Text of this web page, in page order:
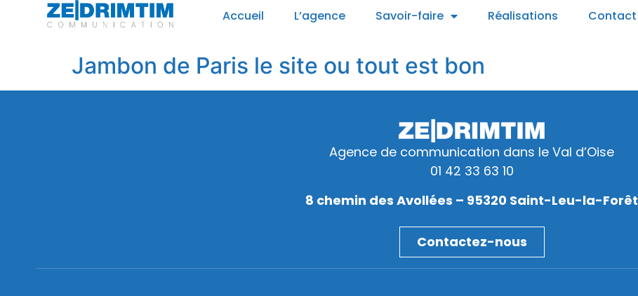
Accueil L’agence Savoir-faire Réalisations Contact
Jambon de Paris le site ou tout est bon
Agence de communication dans le Val d’Oise
01 42 33 63 10
8 chemin des Avollées – 95320 Saint-Leu-la-Forêt
Contactez-nous
Panneau de gestion des cookies